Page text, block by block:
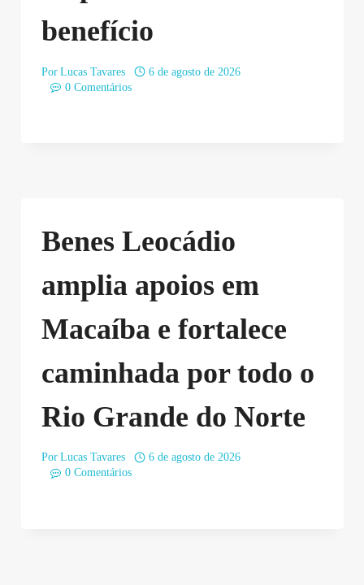
benefício
Por Lucas Tavares
6 de agosto de 2026
0 Comentários
Benes Leocádio
amplia apoios em
Macaíba e fortalece
caminhada por todo o
Rio Grande do Norte
Por Lucas Tavares
6 de agosto de 2026
0 Comentários